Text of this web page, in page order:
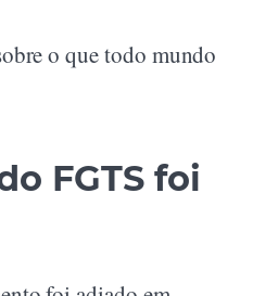
o que todo mundo
FGTS foi